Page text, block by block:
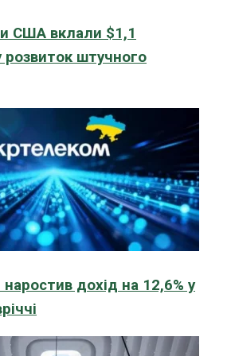
США вклали $1,1
розвиток штучного
дохід на 12,6% у